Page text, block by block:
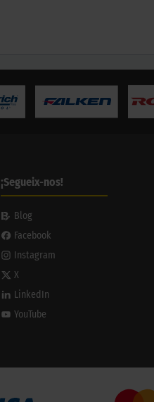
¡Segueix-nos!
Blog
Facebook
Instagram
X
LinkedIn
YouTube